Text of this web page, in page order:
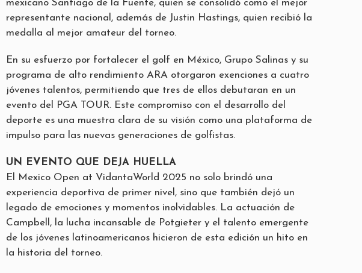
mexicano Santiago de la Fuente, quien se consolidó como el mejor
representante nacional, además de Justin Hastings, quien recibió la
medalla al mejor amateur del torneo.
En su esfuerzo por fortalecer el golf en México, Grupo Salinas y su
programa de alto rendimiento ARA otorgaron exenciones a cuatro
jóvenes talentos, permitiendo que tres de ellos debutaran en un
evento del PGA TOUR. Este compromiso con el desarrollo del
deporte es una muestra clara de su visión como una plataforma de
impulso para las nuevas generaciones de golfistas.
UN EVENTO QUE DEJA HUELLA
El Mexico Open at VidantaWorld 2025 no solo brindó una
experiencia deportiva de primer nivel, sino que también dejó un
legado de emociones y momentos inolvidables. La actuación de
Campbell, la lucha incansable de Potgieter y el talento emergente
de los jóvenes latinoamericanos hicieron de esta edición un hito en
la historia del torneo.